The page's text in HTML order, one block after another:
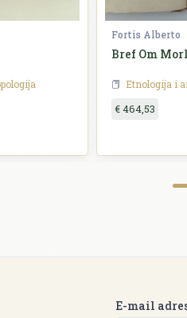
Fortis Alberto
Bref Om
Etnologija i
€ 464,53
E-mail